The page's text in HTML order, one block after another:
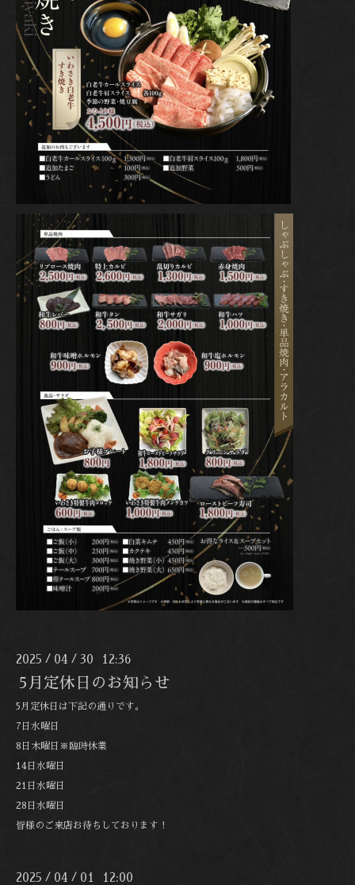
2025 / 04 / 30 12:36
5月定休日のお知らせ
5月定休日は下記の通りです。
7日水曜日
8日木曜日※臨時休業
14日水曜日
21日水曜日
28日水曜日
皆様のご来店お待ちしております！
2025 / 04 / 01 12:00